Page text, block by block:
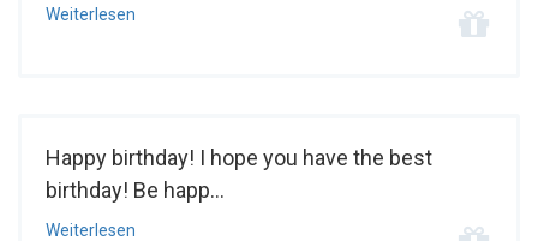
Weiterlesen
Happy birthday! I hope you have the best
birthday! Be happ...
Weiterlesen